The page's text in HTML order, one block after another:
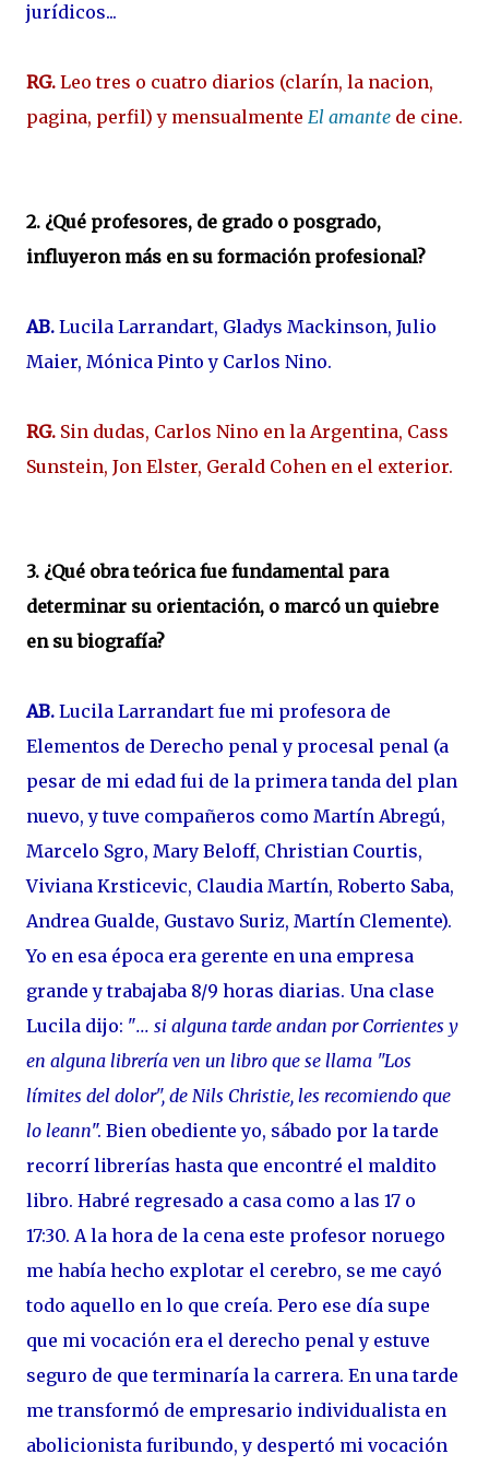
jurídicos...
RG. Leo tres o cuatro diarios (clarín, la nacion,
pagina, perfil) y mensualmente El amante de cine.
2. ¿Qué profesores, de grado o posgrado,
influyeron más en su formación profesional?
AB. Lucila Larrandart, Gladys Mackinson, Julio
Maier, Mónica Pinto y Carlos Nino.
RG. Sin dudas, Carlos Nino en la Argentina, Cass
Sunstein, Jon Elster, Gerald Cohen en el exterior.
3. ¿Qué obra teórica fue fundamental para
determinar su orientación, o marcó un quiebre
en su biografía?
AB. Lucila Larrandart fue mi profesora de
Elementos de Derecho penal y procesal penal (a
pesar de mi edad fui de la primera tanda del plan
nuevo, y tuve compañeros como Martín Abregú,
Marcelo Sgro, Mary Beloff, Christian Courtis,
Viviana Krsticevic, Claudia Martín, Roberto Saba,
Andrea Gualde, Gustavo Suriz, Martín Clemente).
Yo en esa época era gerente en una empresa
grande y trabajaba 8/9 horas diarias. Una clase
Lucila dijo: "... si alguna tarde andan por Corrientes y
en alguna librería ven un libro que se llama "Los
límites del dolor", de Nils Christie, les recomiendo que
lo leann". Bien obediente yo, sábado por la tarde
recorrí librerías hasta que encontré el maldito
libro. Habré regresado a casa como a las 17 o
17:30. A la hora de la cena este profesor noruego
me había hecho explotar el cerebro, se me cayó
todo aquello en lo que creía. Pero ese día supe
que mi vocación era el derecho penal y estuve
seguro de que terminaría la carrera. En una tarde
me transformó de empresario individualista en
abolicionista furibundo, y despertó mi vocación